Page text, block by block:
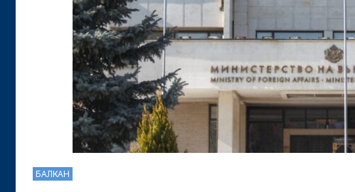
БАЛКАН